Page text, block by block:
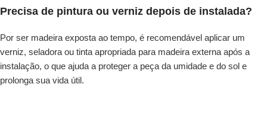
Precisa de pintura ou verniz depois de instalada?
Por ser madeira exposta ao tempo, é recomendável aplicar um
verniz, seladora ou tinta apropriada para madeira externa após a
instalação, o que ajuda a proteger a peça da umidade e do sol e
prolonga sua vida útil.